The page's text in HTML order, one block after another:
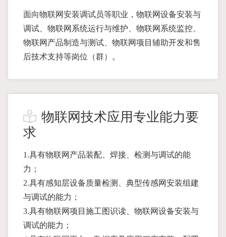
面向物联网安装调试员等职业，物联网设备安装与
调试、物联网系统运行与维护、物联网系统监控、
物联网产品制造与测试、物联网项目辅助开发和售
后技术支持等岗位（群）。
物联网技术应用专业能力要
求
1.具有物联网产品装配、焊接、检测与调试的能
力；
2.具有感知层设备质量检测、典型传感网安装组建
与调试的能力；
3.具有物联网项目施工图识读、物联网设备安装与
调试的能力；